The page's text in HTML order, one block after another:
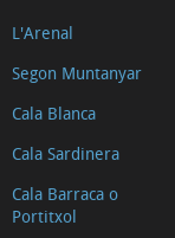
L'Arenal
Segon Muntanyar
Cala Blanca
Cala Sardinera
Cala Barraca o
Portitxol